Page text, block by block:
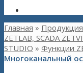
Главная » Продукция
ZETLAB, SCADA
STUDIO » Функции
Многоканальный